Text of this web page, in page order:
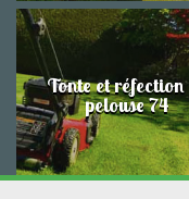
Tonte et réfection
pelouse 74